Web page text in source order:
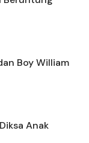
Boy William
Anak